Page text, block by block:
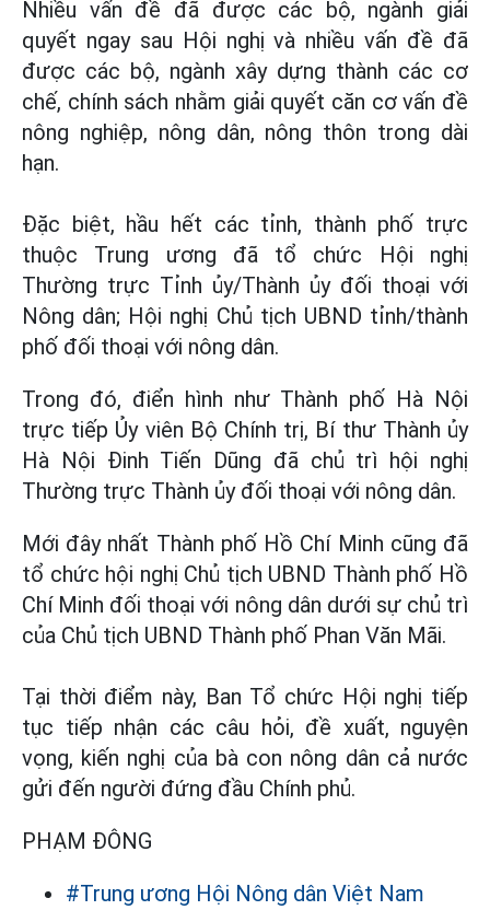
Nhiều vấn đề đã được các bộ, ngành giải
quyết ngay sau Hội nghị và nhiều vấn đề đã
được các bộ, ngành xây dựng thành các cơ
chế, chính sách nhằm giải quyết căn cơ vấn đề
nông nghiệp, nông dân, nông thôn trong dài
hạn.
Đặc biệt, hầu hết các tỉnh, thành phố trực
thuộc Trung ương đã tổ chức Hội nghị
Thường trực Tỉnh ủy/Thành ủy đối thoại với
Nông dân; Hội nghị Chủ tịch UBND tỉnh/thành
phố đối thoại với nông dân.
Trong đó, điển hình như Thành phố Hà Nội
trực tiếp Ủy viên Bộ Chính trị, Bí thư Thành ủy
Hà Nội Đinh Tiến Dũng đã chủ trì hội nghị
Thường trực Thành ủy đối thoại với nông dân.
Mới đây nhất Thành phố Hồ Chí Minh cũng đã
tổ chức hội nghị Chủ tịch UBND Thành phố Hồ
Chí Minh đối thoại với nông dân dưới sự chủ trì
của Chủ tịch UBND Thành phố Phan Văn Mãi.
Tại thời điểm này, Ban Tổ chức Hội nghị tiếp
tục tiếp nhận các câu hỏi, đề xuất, nguyện
vọng, kiến nghị của bà con nông dân cả nước
gửi đến người đứng đầu Chính phủ.
PHẠM ĐÔNG
#Trung ương Hội Nông dân Việt Nam